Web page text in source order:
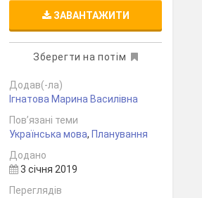
ЗАВАНТАЖИТИ
Зберегти на потім
Додав(-ла)
Ігнатова Марина Василівна
Пов’язані теми
Українська мова, Планування
Додано
3 січня 2019
Переглядів